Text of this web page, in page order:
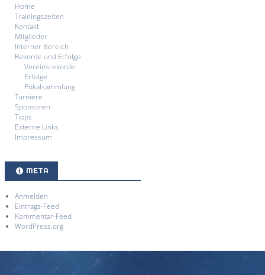
Home
Trainingszeiten
Kontakt
Mitglieder
Interner Bereich
Rekorde und Erfolge
Vereinsrekorde
Erfolge
Pokalsammlung
Turniere
Sponsoren
Tipps
Externe Links
Impressum
META
Anmelden
Eintrags-Feed
Kommentar-Feed
WordPress.org